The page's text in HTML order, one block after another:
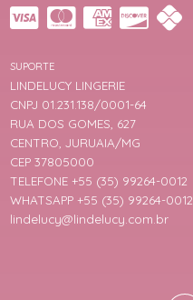
SUPORTE
LINDELUCY LINGERIE
CNPJ 01.231.138/0001-64
RUA DOS GOMES, 627
CENTRO, JURUAIA/MG
CEP 37805000
TELEFONE +55 (35) 99264-0012
WHATSAPP +55 (35) 99264-0012
lindelucy@lindelucy.com.br